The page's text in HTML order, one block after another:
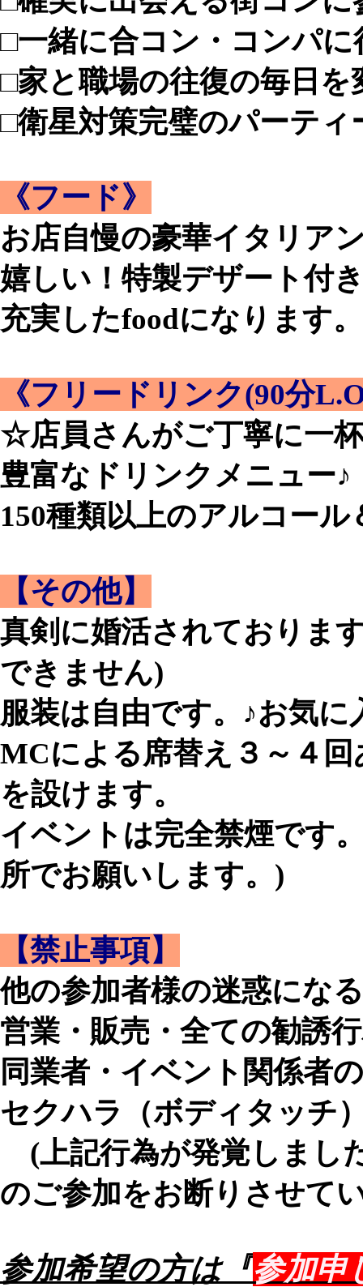
□一緒に合コン・コンパ
□家と職場の往復の毎日を
□衛星対策完璧のパーティ
《フード》
お店自慢の豪華イタリア
嬉しい！特製デザート付
充実したfoodになります。
《フリードリンク(90分
☆店員さんがご丁寧に一
豊富なドリンクメニュー♪
150種類以上のアルコー
【その他】
真剣に婚活されておりま
できません)
服装は自由です。♪お気
MCによる席替え３～４
を設けます。
イベントは完全禁煙です
所でお願いします。)
【禁止事項】
他の参加者様の迷惑にな
営業・販売・全ての勧誘
同業者・イベント関係者
セクハラ（ボディタッチ
(上記行為が発覚しまし
のご参加をお断りさせて
参加希望の方は『参加申